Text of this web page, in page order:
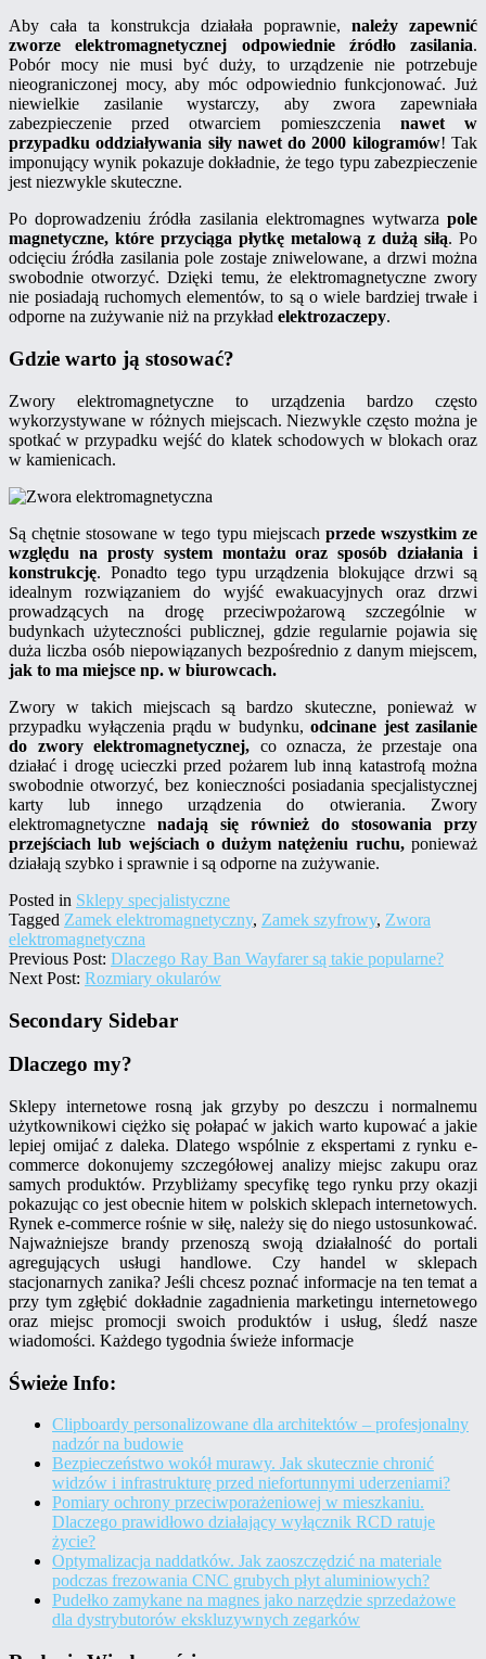
Aby cała ta konstrukcja działała poprawnie, należy zapewnić
zworze elektromagnetycznej odpowiednie źródło zasilania.
Pobór mocy nie musi być duży, to urządzenie nie potrzebuje
nieograniczonej mocy, aby móc odpowiednio funkcjonować. Już
niewielkie zasilanie wystarczy, aby zwora zapewniała
zabezpieczenie przed otwarciem pomieszczenia nawet w
przypadku oddziaływania siły nawet do 2000 kilogramów! Tak
imponujący wynik pokazuje dokładnie, że tego typu zabezpieczenie
jest niezwykle skuteczne.
Po doprowadzeniu źródła zasilania elektromagnes wytwarza pole
magnetyczne, które przyciąga płytkę metalową z dużą siłą. Po
odcięciu źródła zasilania pole zostaje zniwelowane, a drzwi można
swobodnie otworzyć. Dzięki temu, że elektromagnetyczne zwory
nie posiadają ruchomych elementów, to są o wiele bardziej trwałe i
odporne na zużywanie niż na przykład elektrozaczepy.
Gdzie warto ją stosować?
Zwory elektromagnetyczne to urządzenia bardzo często
wykorzystywane w różnych miejscach. Niezwykle często można je
spotkać w przypadku wejść do klatek schodowych w blokach oraz
w kamienicach.
Są chętnie stosowane w tego typu miejscach przede wszystkim ze
względu na prosty system montażu oraz sposób działania i
konstrukcję. Ponadto tego typu urządzenia blokujące drzwi są
idealnym rozwiązaniem do wyjść ewakuacyjnych oraz drzwi
prowadzących na drogę przeciwpożarową szczególnie w
budynkach użyteczności publicznej, gdzie regularnie pojawia się
duża liczba osób niepowiązanych bezpośrednio z danym miejscem,
jak to ma miejsce np. w biurowcach.
Zwory w takich miejscach są bardzo skuteczne, ponieważ w
przypadku wyłączenia prądu w budynku,odcinane jest zasilanie
do zwory elektromagnetycznej, co oznacza, że przestaje ona
działać i drogę ucieczki przed pożarem lub inną katastrofą można
swobodnie otworzyć, bez konieczności posiadania specjalistycznej
karty lub innego urządzenia do otwierania. Zwory
elektromagnetyczne nadają się również do stosowania przy
przejściach lub wejściach o dużym natężeniu ruchu,ponieważ
działają szybko i sprawnie i są odporne na zużywanie.
Posted in Sklepy specjalistyczne
Tagged Zamek elektromagnetyczny, Zamek szyfrowy, Zwora
elektromagnetyczna
Previous Post: Dlaczego Ray Ban Wayfarer są takie popularne?
Next Post: Rozmiary okularów
Secondary Sidebar
Dlaczego my?
Sklepy internetowe rosną jak grzyby po deszczu i normalnemu
użytkownikowi ciężko się połapać w jakich warto kupować a jakie
lepiej omijać z daleka. Dlatego wspólnie z ekspertami z rynku e-
commerce dokonujemy szczegółowej analizy miejsc zakupu oraz
samych produktów. Przybliżamy specyfikę tego rynku przy okazji
pokazując co jest obecnie hitem w polskich sklepach internetowych.
Rynek e-commerce rośnie w siłę, należy się do niego ustosunkować.
Najważniejsze brandy przenoszą swoją działalność do portali
agregujących usługi handlowe. Czy handel w sklepach
stacjonarnych zanika? Jeśli chcesz poznać informacje na ten temat a
przy tym zgłębić dokładnie zagadnienia marketingu internetowego
oraz miejsc promocji swoich produktów i usług, śledź nasze
wiadomości. Każdego tygodnia świeże informacje
Świeże Info:
Clipboardy personalizowane dla architektów – profesjonalny
nadzór na budowie
Bezpieczeństwo wokół murawy. Jak skutecznie chronić
widzów i infrastrukturę przed niefortunnymi uderzeniami?
Pomiary ochrony przeciwporażeniowej w mieszkaniu.
Dlaczego prawidłowo działający wyłącznik RCD ratuje
życie?
Optymalizacja naddatków. Jak zaoszczędzić na materiale
podczas frezowania CNC grubych płyt aluminiowych?
Pudełko zamykane na magnes jako narzędzie sprzedażowe
dla dystrybutorów ekskluzywnych zegarków